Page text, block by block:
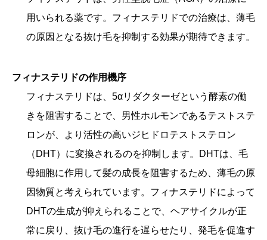
用いられる薬です。フィナステリドでの治療は、薄毛
の原因となる抜け毛を抑制する効果が期待できます。
フィナステリドの作用機序
フィナステリドは、5αリダクターゼという酵素の働
きを阻害することで、男性ホルモンであるテストステ
ロンが、より活性の高いジヒドロテストステロン
（DHT）に変換されるのを抑制します。DHTは、毛
母細胞に作用して髪の成長を阻害するため、薄毛の原
因物質と考えられています。フィナステリドによって
DHTの生成が抑えられることで、ヘアサイクルが正
常に戻り、抜け毛の進行を遅らせたり、発毛を促進す